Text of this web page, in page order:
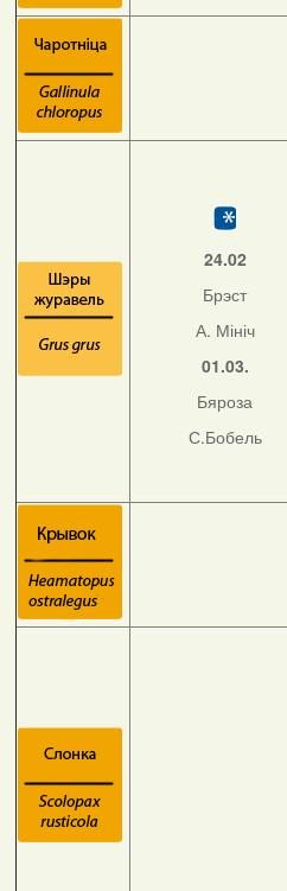
24.02
Брэст
А. Мініч
01.03.
Бяроза
С.Бобель